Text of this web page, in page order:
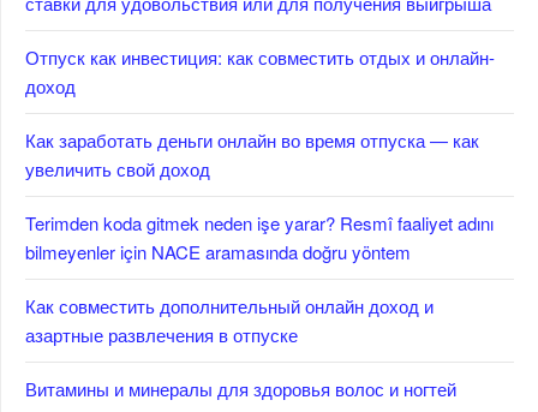
Отпуск как инвестиция: как совместить отдых и онлайн-
доход
Как заработать деньги онлайн во время отпуска — как
увеличить свой доход
Terimden koda gitmek neden işe yarar? Resmî faaliyet adını
bilmeyenler için NACE aramasında doğru yöntem
Как совместить дополнительный онлайн доход и
азартные развлечения в отпуске
Витамины и минералы для здоровья волос и ногтей